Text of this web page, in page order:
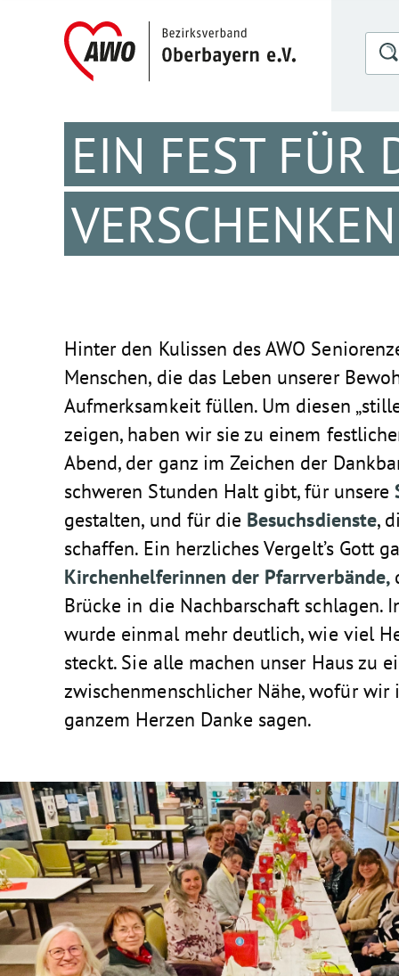
EIN FEST FÜR
VERSCHENKEN
Hinter den Kulissen desAWO
Menschen, die das Leben unserer
Aufmerksamkeit füllen. Um diesen
zeigen, haben wir sie zu einem
Abend, der ganz im Zeichen der
schweren Stunden Halt gibt, für unsere
gestalten, und für die Besuchsdienste,
schaffen. Ein herzliches Vergelt’s Gott
Kirchenhelferinnen der Pfarrverbände,
Brücke in die Nachbarschaft schlagen.
wurde einmal mehr deutlich, wie viel
steckt. Sie alle machen unser Haus zu
zwischenmenschlicher Nähe, wofür
ganzem Herzen Danke sagen.